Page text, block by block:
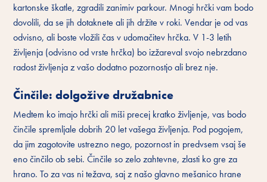
kartonske škatle, zgradili zanimiv parkour. Mnogi hrčki vam bodo
dovolili, da se jih dotaknete ali jih držite v roki. Vendar je od vas
odvisno, ali boste vložili čas v udomačitev hrčka. V 1-3 letih
življenja (odvisno od vrste hrčka) bo izžareval svojo nebrzdano
radost življenja z vašo dodatno pozornostjo ali brez nje.
Činčile: dolgožive družabnice
Medtem ko imajo hrčki ali miši precej kratko življenje, vas bodo
činčile spremljale dobrih 20 let vašega življenja. Pod pogojem,
da jim zagotovite ustrezno nego, pozornost in predvsem vsaj še
eno činčilo ob sebi. Činčile so zelo zahtevne, zlasti ko gre za
hrano. To za vas ni težava, saj z našo glavno mešanico hrane